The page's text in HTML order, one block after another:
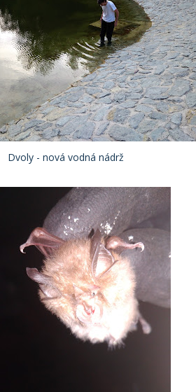
Dvoly - nová vodná nádrž